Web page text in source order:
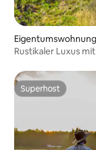
Rustikaler Luxus
Superhost
Superhost